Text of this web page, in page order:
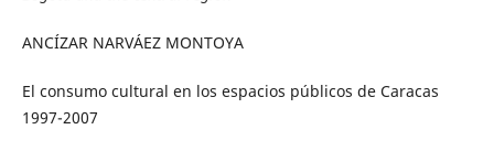
ANCÍZAR NARVÁEZ MONTOYA
El consumo cultural en los espacios públicos de Caracas
1997-2007